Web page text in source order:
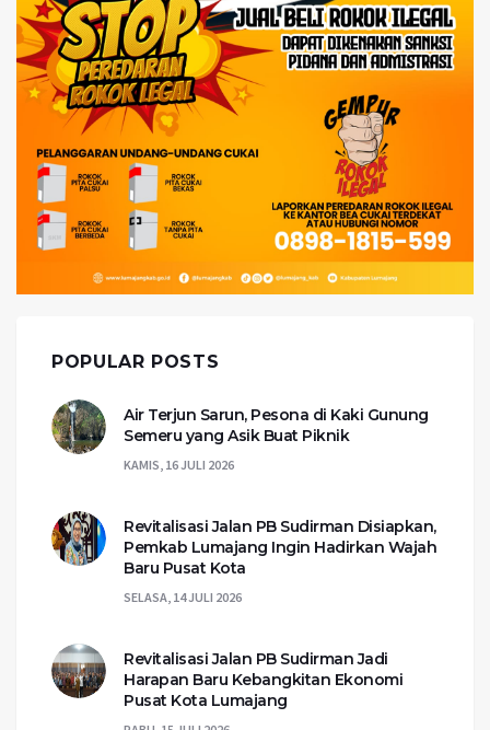
POPULAR POSTS
Air Terjun Sarun, Pesona di Kaki Gunung
Semeru yang Asik Buat Piknik
KAMIS, 16 JULI 2026
Revitalisasi Jalan PB Sudirman Disiapkan,
Pemkab Lumajang Ingin Hadirkan Wajah
Baru Pusat Kota
SELASA, 14 JULI 2026
Revitalisasi Jalan PB Sudirman Jadi
Harapan Baru Kebangkitan Ekonomi
Pusat Kota Lumajang